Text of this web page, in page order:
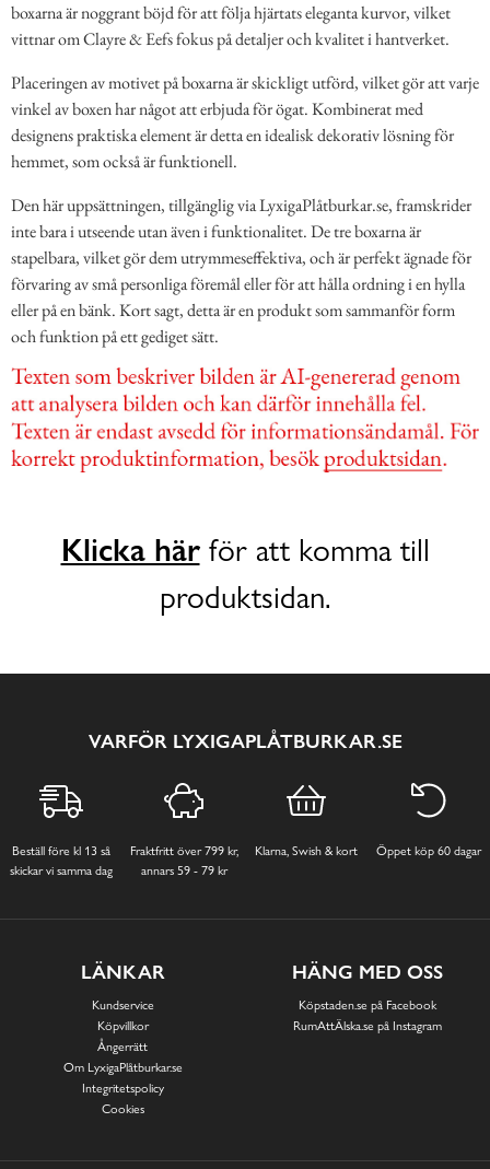
boxarna är noggrant böjd för att följa hjärtats eleganta kurvor, vilket
vittnar om Clayre & Eefs fokus på detaljer och kvalitet i hantverket.
Placeringen av motivet på boxarna är skickligt utförd, vilket gör att varje
vinkel av boxen har något att erbjuda för ögat. Kombinerat med
designens praktiska element är detta en idealisk dekorativ lösning för
hemmet, som också är funktionell.
Den här uppsättningen, tillgänglig via LyxigaPlåtburkar.se, framskrider
inte bara i utseende utan även i funktionalitet. De tre boxarna är
stapelbara, vilket gör dem utrymmeseffektiva, och är perfekt ägnade för
förvaring av små personliga föremål eller för att hålla ordning i en hylla
eller på en bänk. Kort sagt, detta är en produkt som sammanför form
och funktion på ett gediget sätt.
Klicka härför att komma till
produktsidan.
VARFÖR LYXIGAPLÅTBURKAR.SE
Beställ före kl 13 så
skickar vi samma dag
Fraktfritt över 799 kr,
annars 59 - 79 kr
Klarna, Swish & kort Öppet köp 60 dagar
LÄNKAR
Kundservice
Köpvillkor
Ångerrätt
Om LyxigaPlåtburkar.se
Integritetspolicy
Cookies
HÄNG MED OSS
Köpstaden.se på Facebook
RumAttÄlska.se på Instagram